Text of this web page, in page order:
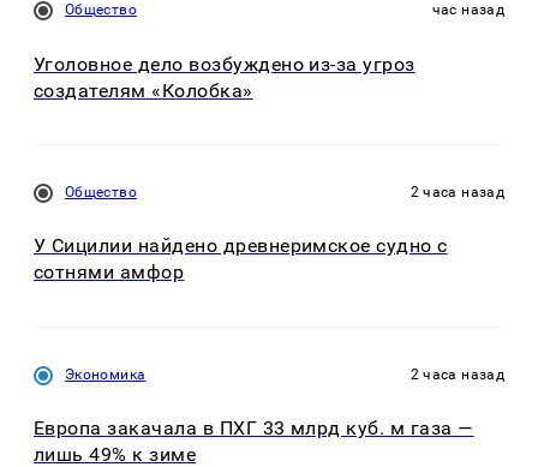
Общество час назад
Уголовное дело возбуждено из-за угроз
создателям «Колобка»
Общество 2 часа назад
У Сицилии найдено древнеримское судно с
сотнями амфор
Экономика 2 часа назад
Европа закачала в ПХГ 33 млрд куб. м газа —
лишь 49% к зиме